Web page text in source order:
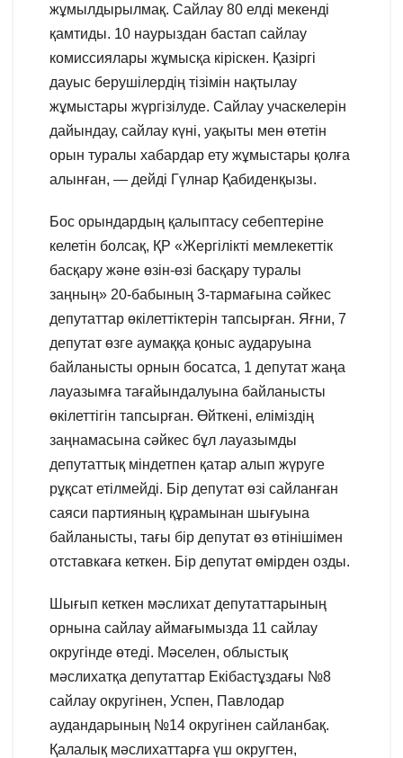
жұмылдырылмақ. Сайлау 80 елді мекенді
қамтиды. 10 наурыздан бастап сайлау
комиссиялары жұмысқа кіріскен. Қазіргі
дауыс берушілердің тізімін нақтылау
жұмыстары жүргізілуде. Сайлау учаскелерін
дайындау, сайлау күні, уақыты мен өтетін
орын туралы хабардар ету жұмыстары қолға
алынған, — дейді Гүлнар Қабиденқызы.
Бос орындардың қалыптасу себептеріне
келетін болсақ, ҚР «Жергілікті мемлекеттік
басқару және өзін-өзі басқару туралы
заңның» 20-бабының 3-тармағына сәйкес
депутаттар өкілеттіктерін тапсырған. Яғни, 7
депутат өзге аумаққа қоныс аударуына
байланысты орнын босатса, 1 депутат жаңа
лауазымға тағайындалуына байланысты
өкілеттігін тапсырған. Өйткені, еліміздің
заңнамасына сәйкес бұл лауазымды
депутаттық міндетпен қатар алып жүруге
рұқсат етілмейді. Бір депутат өзі сайланған
саяси партияның құрамынан шығуына
байланысты, тағы бір депутат өз өтінішімен
отставкаға кеткен. Бір депутат өмірден озды.
Шығып кеткен мәслихат депутаттарының
орнына сайлау аймағымызда 11 сайлау
округінде өтеді. Мәселен, облыстық
мәслихатқа депутаттар Екібастұздағы №8
сайлау округінен, Успен, Павлодар
аудандарының №14 округінен сайланбақ.
Қалалық мәслихаттарға үш округтен,